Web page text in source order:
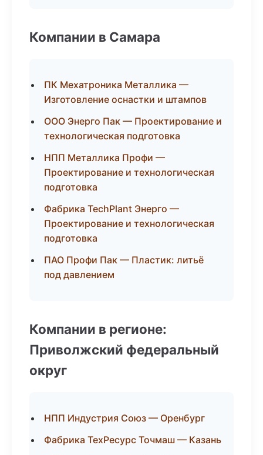
Компании в Самара
ПК Мехатроника Металлика —
Изготовление оснастки и штампов
ООО Энерго Пак — Проектирование и
технологическая подготовка
НПП Металлика Профи —
Проектирование и технологическая
подготовка
Фабрика TechPlant Энерго —
Проектирование и технологическая
подготовка
ПАО Профи Пак — Пластик: литьё
под давлением
Компании в регионе:
Приволжский федеральный
округ
НПП Индустрия Союз — Оренбург
Фабрика ТехРесурс Точмаш — Казань